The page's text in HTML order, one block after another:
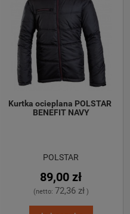
Kurtka ocieplana POLSTAR
BENEFIT NAVY
POLSTAR
89,00 zł
(netto: 72,36 zł)